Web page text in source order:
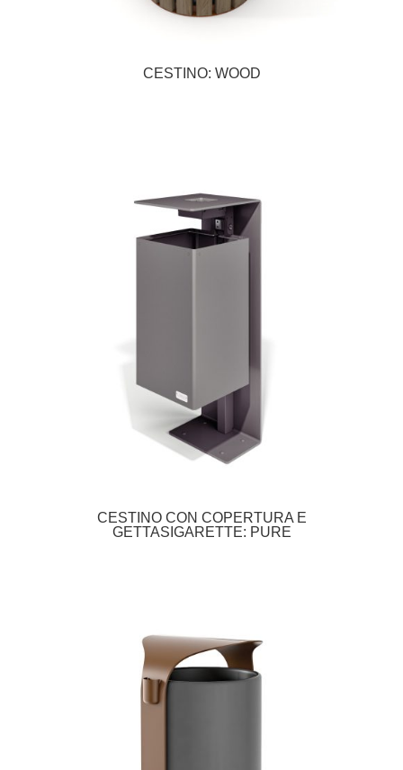
CESTINO: WOOD
CESTINO CON COPERTURA E
GETTASIGARETTE: PURE